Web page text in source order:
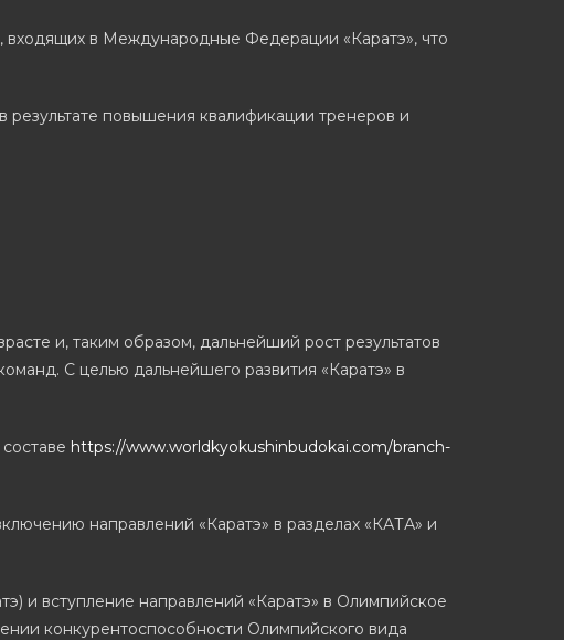
входящих в Международные Федерации «Каратэ», что
повышения квалификации тренеров и
и, таким образом, дальнейший рост результатов
С целью дальнейшего развития «Каратэ» в
составе https://www.worldkyokushinbudokai.com/branch-
направлений «Каратэ» в разделах «КАТА» и
и вступление направлений «Каратэ» в Олимпийское
конкурентоспособности Олимпийского вида